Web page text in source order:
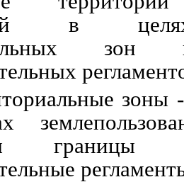
в
зон
зоны
границы